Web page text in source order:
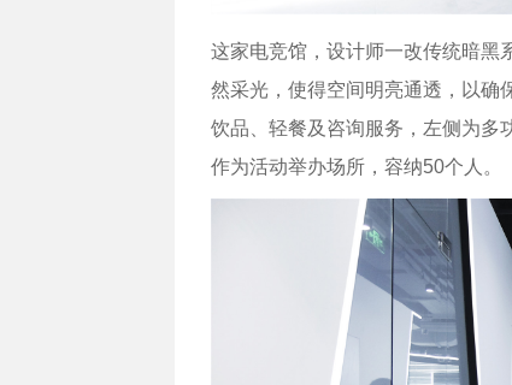
这家电竞馆，设计师一改传统暗黑
然采光，使得空间明亮通透，以确
饮品、轻餐及咨询服务，左侧为多
作为活动举办场所，容纳50个人。